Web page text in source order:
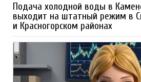
Подача холодной воды в
выходит на штатный режим в
и Красногорском районах